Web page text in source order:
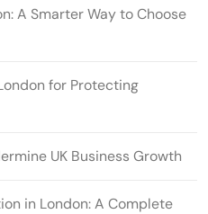
A Smarter Way to Choose
for Protecting
UK Business Growth
in London: A Complete